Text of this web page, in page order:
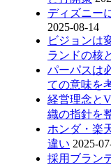
ディズニー
2025-08-14
ビジョンは
ランドの核
パーパスは
ての意味を
経営理念と
織の指針を
ホンダ・楽
違い 2025-
採用ブラン